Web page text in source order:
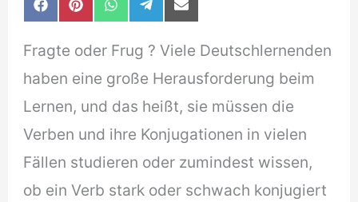
Share
on
F
a
e
b
o
o
k
Share
on
P
i
n
t
e
r
e
s
t
Share
on
W
h
a
t
s
A
p
p
Share
on
e
l
e
g
r
a
m
Share
on
E
-
m
a
i
l
Fragte oder Frug ? Viele Deutschlernenden
haben eine große Herausforderung beim
Lernen, und das heißt, sie müssen die
Verben und ihre Konjugationen in vielen
Fällen studieren oder zumindest wissen,
ob ein Verb stark oder schwach konjugiert